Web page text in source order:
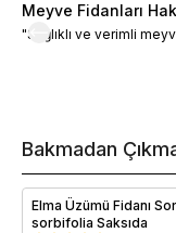
Meyve Fidanları
"Sağlıklı ve verimli
Bakmadan
Elma Üzümü Fidanı
sorbifolia Saksıda